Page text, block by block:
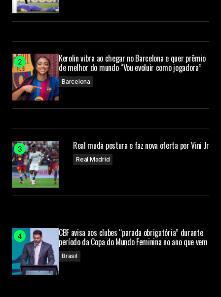
Kerolin vibra ao chegar no Barcelona e quer prêmio
de melhor do mundo “Vou evoluir como jogadora”
Barcelona
Real muda postura e faz nova oferta por Vini Jr
Real Madrid
CBF avisa aos clubes “parada obrigatória” durante
período da Copa do Mundo Feminina no ano que vem
Brasil